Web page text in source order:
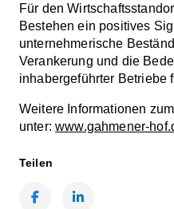
Für den
Bestehen ein positives
unternehmerische
Verankerung und die
inhabergeführter Betriebe
Weitere Informationen
unter:www.gahmener-
Teilen